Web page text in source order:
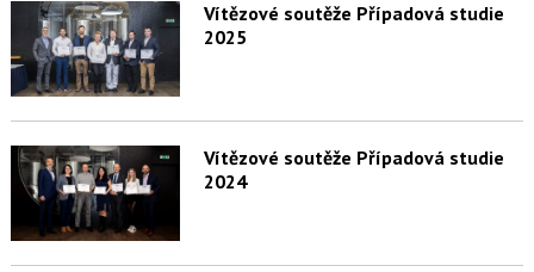
Vítězové soutěže Případová studie
2025
Vítězové soutěže Případová studie
2024